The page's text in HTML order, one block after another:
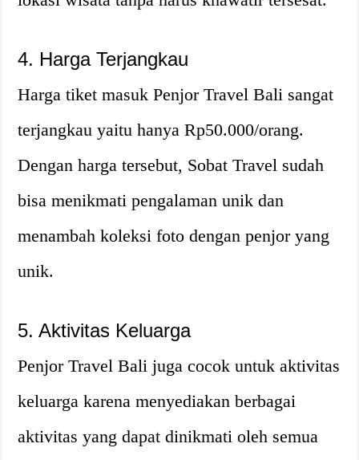
4. Harga Terjangkau
Harga tiket masuk Penjor Travel Bali sangat
terjangkau yaitu hanya Rp50.000/orang.
Dengan harga tersebut, Sobat Travel sudah
bisa menikmati pengalaman unik dan
menambah koleksi foto dengan penjor yang
unik.
5. Aktivitas Keluarga
Penjor Travel Bali juga cocok untuk aktivitas
keluarga karena menyediakan berbagai
aktivitas yang dapat dinikmati oleh semua